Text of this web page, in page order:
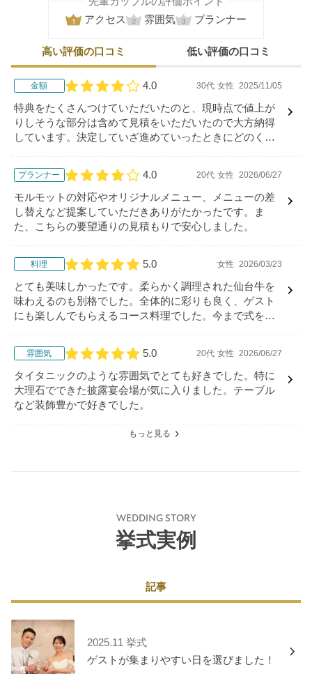
アクセス
雰囲気 プランナー
高い評価の口コミ 低い評価の口コミ
金額
口コミ評価
4.0 30代 女性 2025/11/05
特典をたくさんつけていただいたのと、現時点で値上が
りしそうな部分は含めて見積をいただいたので大方納得
しています。決定していざ進めていったときにどのくら
プランナー
口コミ評価
4.0 20代 女性 2026/06/27
モルモットの対応やオリジナルメニュー、メニューの差
し替えなど提案していただきありがたかったです。ま
た、こちらの要望通りの見積もりで安心しました。
料理
口コミ評価
5.0 女性 2026/03/23
とても美味しかったです。柔らかく調理された仙台牛を
味わえるのも別格でした。全体的に彩りも良く、ゲスト
にも楽しんでもらえるコース料理でした。今まで式をさ
雰囲気
口コミ評価
5.0 20代 女性 2026/06/27
タイタニックのような雰囲気でとても好きでした。特に
大理石でできた披露宴会場が気に入りました。テーブル
など装飾豊かで好きでした。
もっと見る
WEDDING STORY
挙式実例
記事
2025.11 挙式
ゲストが集まりやすい日を選びました！